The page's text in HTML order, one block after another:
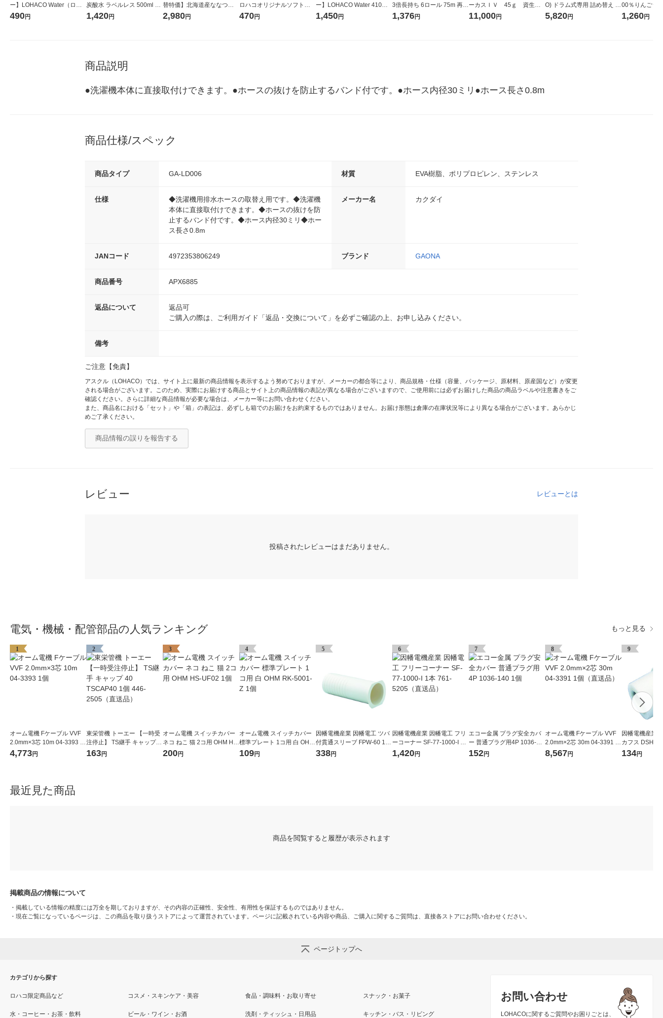
ー】LOHACO Water（ロハ
コウォーター）2L ラベルレ
490円
炭酸水 ラベルレス 500ml 1
箱（24本入）
1,420円
替特価】北海道産ななつぼ
し 無洗米 5kg 1袋 令和7年産
米 木徳神糧 オリジナル
2,980円
ロハコオリジナルソフトパ
ックティッシュ フィオナ オ
470円
ー】LOHACO Water 410ml
1箱（20本入）ラベルレス
（イチオシ） オリジナル
1,450円
3倍長持ち 6ロール 75m 再生
紙配合 スコッティフラワー
パック 1セット（2パック12
1,376円
ーカスＩＶ 45ｇ 資生
堂 おまけ付き
11,000円
O) ドラム式専用 詰め替え メ
ガジャンボ 2300g 1セット
（2個入) 洗濯洗剤 花王
5,820円
00％りんごジ
箱（18本入）
【クイズ付き
1,260円
商品説明
●洗濯機本体に直接取付けできます。●ホースの抜けを防止するバンド付です。●ホース内径30ミリ●ホース長さ0.8m
商品仕様/スペック
商品タイプ GA-LD006 材質 EVA樹脂、ポリプロピレン、ステンレス
仕様
◆洗濯機用排水ホースの取替え用です。◆洗濯機
本体に直接取付けできます。◆ホースの抜けを防
止するバンド付です。◆ホース内径30ミリ◆ホー
ス長さ0.8m
メーカー名 カクダイ
JANコード 4972353806249 ブランド GAONA
商品番号 APX6885
返品について
返品可
ご購入の際は、ご利用ガイド「返品・交換について」を必ずご確認の上、お申し込みください。
備考
ご注意【免責】
アスクル（LOHACO）では、サイト上に最新の商品情報を表示するよう努めておりますが、メーカーの都合等により、商品規格・仕様（容量、パッケージ、原材料、原産国など）が変更
される場合がございます。このため、実際にお届けする商品とサイト上の商品情報の表記が異なる場合がございますので、ご使用前には必ずお届けした商品の商品ラベルや注意書きをご
確認ください。さらに詳細な商品情報が必要な場合は、メーカー等にお問い合わせください。
また、商品名における「セット」や「箱」の表記は、必ずしも箱でのお届けをお約束するものではありません。お届け形態は倉庫の在庫状況等により異なる場合がございます。あらかじ
めご了承ください。
商品情報の誤りを報告する
レビュー レビューとは
投稿されたレビューはまだありません。
電気・機械・配管部品の人気ランキング もっと見る
1
オーム電機 Fケーブル VVF
2.0mm×3芯 10m 04-3393 1
個
4,773円
2
東栄管機 トーエー 【一時受
注停止】 TS継手 キャップ 4
0 TSCAP40 1個 446-2505
163円
3
オーム電機 スイッチカバー
ネコ ねこ 猫 2コ用 OHM HS-
UF02 1個
200円
4
オーム電機 スイッチカバー
標準プレート 1コ用 白 OHM
RK-5001-Z 1個
109円
5
因幡電機産業 因幡電工 ツバ
付貫通スリーブ FPW-60 1個
761-3407（直送品）
338円
6
因幡電機産業 因幡電工 フリ
ーコーナー SF-77-1000-I 1
本 761-5205（直送品）
1,420円
7
エコー金属 プラグ安全カバ
ー 普通プラグ用4P 1036-14
0 1個
152円
8
オーム電機 Fケーブル VVF
2.0mm×2芯 30m 04-3391 1
個（直送品）
8,567円
9
因幡電機産業
カフス DSH-
966（直送品）
134円
最近見た商品
商品を閲覧すると履歴が表示されます
掲載商品の情報について
・ 掲載している情報の精度には万全を期しておりますが、その内容の正確性、安全性、有用性を保証するものではありません。
・ 現在ご覧になっているページは、この商品を取り扱うストアによって運営されています。ページに記載されている内容や商品、ご購入に関するご質問は、直接各ストアにお問い合わせください。
ページトップへ
お問い合わせ
LOHACOに関するご質問やお困りごとは、
カテゴリから探す
ロハコ限定商品など コスメ・スキンケア・美容 食品・調味料・お取り寄せ スナック・お菓子
水・コーヒー・お茶・飲料 ビール・ワイン・お酒 洗剤・ティッシュ・日用品 キッチン・バス・リビング